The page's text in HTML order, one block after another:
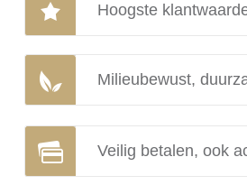
Hoogste
Milieubewust,
Veilig betalen, ook